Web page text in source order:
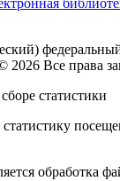
2026 Все права
статистики
статистику
обработка